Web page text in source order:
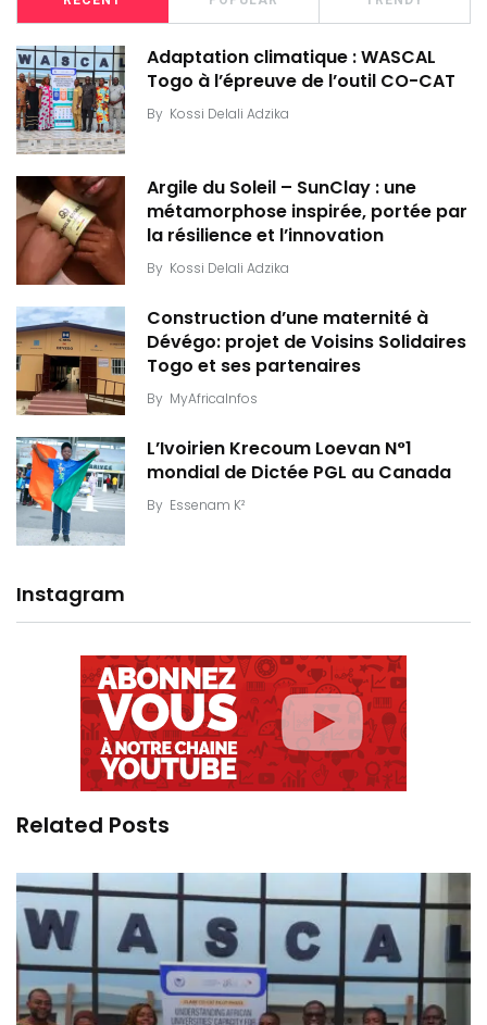
Adaptation climatique : WASCAL
Togo à l’épreuve de l’outil CO-CAT
By Kossi Delali Adzika
Argile du Soleil – SunClay : une
métamorphose inspirée, portée par
la résilience et l’innovation
By Kossi Delali Adzika
Construction d’une maternité à
Dévégo: projet de Voisins Solidaires
Togo et ses partenaires
By MyAfricaInfos
L’Ivoirien Krecoum Loevan N°1
mondial de Dictée PGL au Canada
By Essenam K²
Instagram
Related Posts